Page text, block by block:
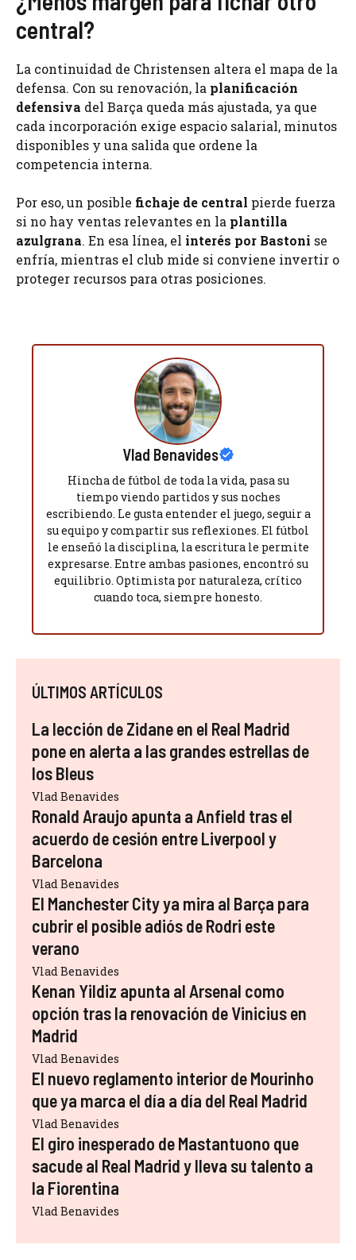
central?
La continuidad de Christensen altera el mapa de la
defensa. Con su renovación, la planificación
defensiva del Barça queda más ajustada, ya que
cada incorporación exige espacio salarial, minutos
disponibles y una salida que ordene la
competencia interna.
Por eso, un posible fichaje de central pierde fuerza
si no hay ventas relevantes en la plantilla
azulgrana. En esa línea, el interés por Bastoni se
enfría, mientras el club mide si conviene invertir o
proteger recursos para otras posiciones.
Vlad Benavides
Hincha de fútbol de toda la vida, pasa su
tiempo viendo partidos y sus noches
escribiendo. Le gusta entender el juego, seguir a
su equipo y compartir sus reflexiones. El fútbol
le enseñó la disciplina, la escritura le permite
expresarse. Entre ambas pasiones, encontró su
equilibrio. Optimista por naturaleza, crítico
cuando toca, siempre honesto.
ÚLTIMOS ARTÍCULOS
La lección de Zidane en el Real Madrid
pone en alerta a las grandes estrellas de
los Bleus
Vlad Benavides
Ronald Araujo apunta a Anfield tras el
acuerdo de cesión entre Liverpool y
Barcelona
Vlad Benavides
El Manchester City ya mira al Barça para
cubrir el posible adiós de Rodri este
verano
Vlad Benavides
Kenan Yildiz apunta al Arsenal como
opción tras la renovación de Vinicius en
Madrid
Vlad Benavides
El nuevo reglamento interior de Mourinho
que ya marca el día a día del Real Madrid
Vlad Benavides
El giro inesperado de Mastantuono que
sacude al Real Madrid y lleva su talento a
la Fiorentina
Vlad Benavides